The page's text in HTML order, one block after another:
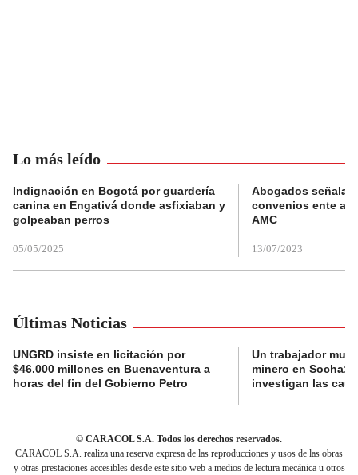
Lo más leído
Indignación en Bogotá por guardería
canina en Engativá donde asfixiaban y
golpeaban perros
05/05/2025
Abogados
convenios ente
AMC
13/07/2023
Últimas Noticias
UNGRD insiste en licitación por
$46.000 millones en Buenaventura a
horas del fin del Gobierno Petro
Un trabajador
minero en Socha;
investigan las
© CARACOL S.A. Todos los derechos reservados.
CARACOL S.A. realiza una reserva expresa de las reproducciones y usos de las obras
y otras prestaciones accesibles desde este sitio web a medios de lectura mecánica u otros